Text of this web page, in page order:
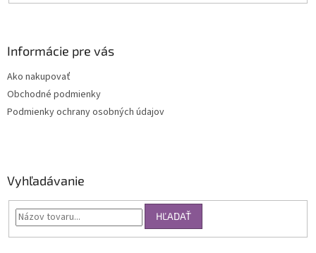
Informácie pre vás
Ako nakupovať
Obchodné podmienky
Podmienky ochrany osobných údajov
Vyhľadávanie
HĽADAŤ